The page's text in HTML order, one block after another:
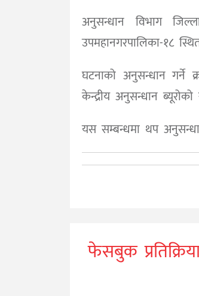
अनुसन्धान विभाग
उपमहानगरपालिका-१८
घटनाको अनुसन्धान गर्ने
केन्द्रीय अनुसन्धान
यस सम्बन्धमा थप
फेसबुक